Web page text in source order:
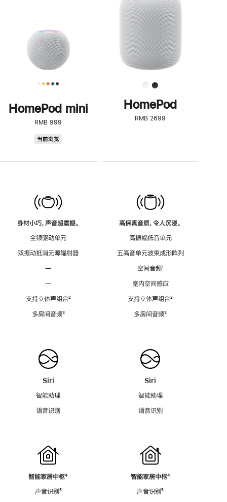
HomePod mini
RMB 999
当前浏览
身材小巧，声音超震撼。
全频驱动单元
双振动抵消无源辐射器
—
—
支持立体声组合脚
²
多房间音频脚
³
Siri
智能助理
语音识别
智能家居中枢脚
⁴
声音识别脚
⁵
了
解
HomePod<
HomePod
RMB 2699
高保真音质，令人沉浸。
高振幅低音单元
五高音单元波束成形阵列
空间音频脚
¹
室内空间感应
支持立体声组合脚
²
多房间音频脚
³
Siri
智能助理
语音识别
智能家居中枢脚
⁴
声音识别脚
⁵